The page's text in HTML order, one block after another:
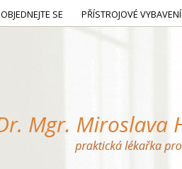
OBJEDNEJTE SE PŘÍSTROJOVÉ VYBAVENÍ